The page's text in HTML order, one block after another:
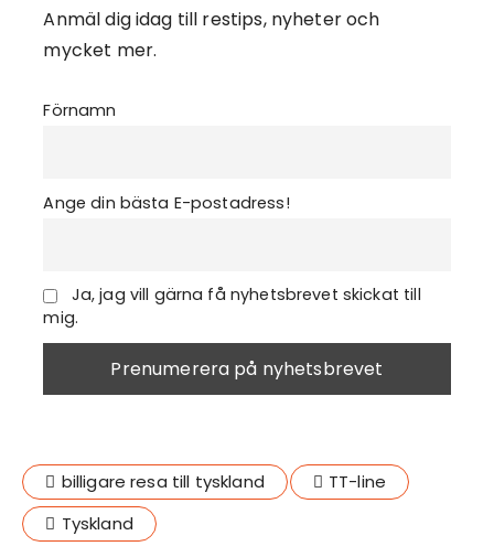
Anmäl dig idag till restips, nyheter och
mycket mer.
Förnamn
Ange din bästa E-postadress!
Ja, jag vill gärna få nyhetsbrevet skickat till
mig.
billigare resa till tyskland
TT-line
Tyskland